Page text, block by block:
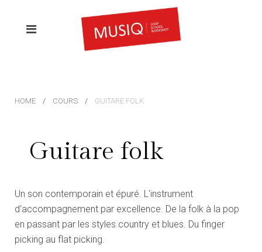
HOME COURS GUITARE FOLK
Guitare folk
Un son contemporain et épuré. L'instrument
d'accompagnement par excellence. De la folk à la pop
en passant par les styles country et blues. Du finger
picking au flat picking.